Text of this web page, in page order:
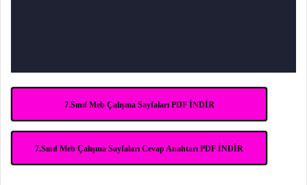
7.Sınıf Meb Çalışma Sayfaları PDF İNDİR
7.Sınıf Meb Çalışma Sayfaları Cevap Anahtarı PDF İNDİR